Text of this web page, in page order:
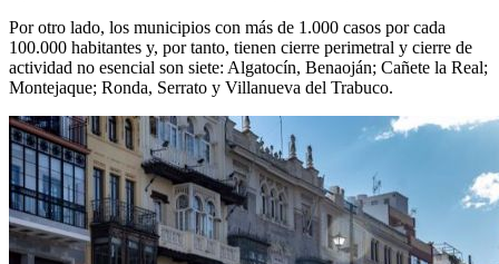
Por otro lado, los municipios con más de 1.000 casos por cada
100.000 habitantes y, por tanto, tienen cierre perimetral y cierre de
actividad no esencial son siete: Algatocín, Benaoján; Cañete la Real;
Montejaque; Ronda, Serrato y Villanueva del Trabuco.